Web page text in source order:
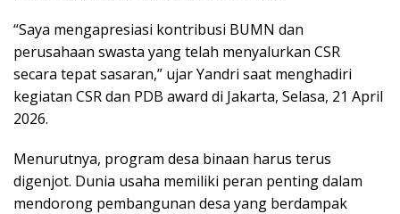
“Saya mengapresiasi kontribusi BUMN dan
perusahaan swasta yang telah menyalurkan CSR
secara tepat sasaran,” ujar Yandri saat menghadiri
kegiatan CSR dan PDB award di Jakarta, Selasa, 21 April
2026.
Menurutnya, program desa binaan harus terus
digenjot. Dunia usaha memiliki peran penting dalam
mendorong pembangunan desa yang berdampak